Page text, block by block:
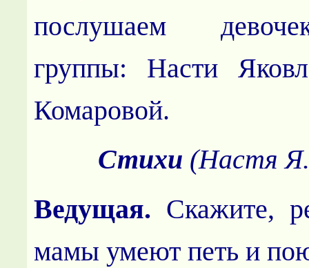
послушаем
группы: Насти
Комаровой.
Стихи (Настя
Ведущая. Скажите,
мамы умеют петь и